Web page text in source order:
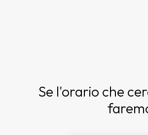
Se l'orario che